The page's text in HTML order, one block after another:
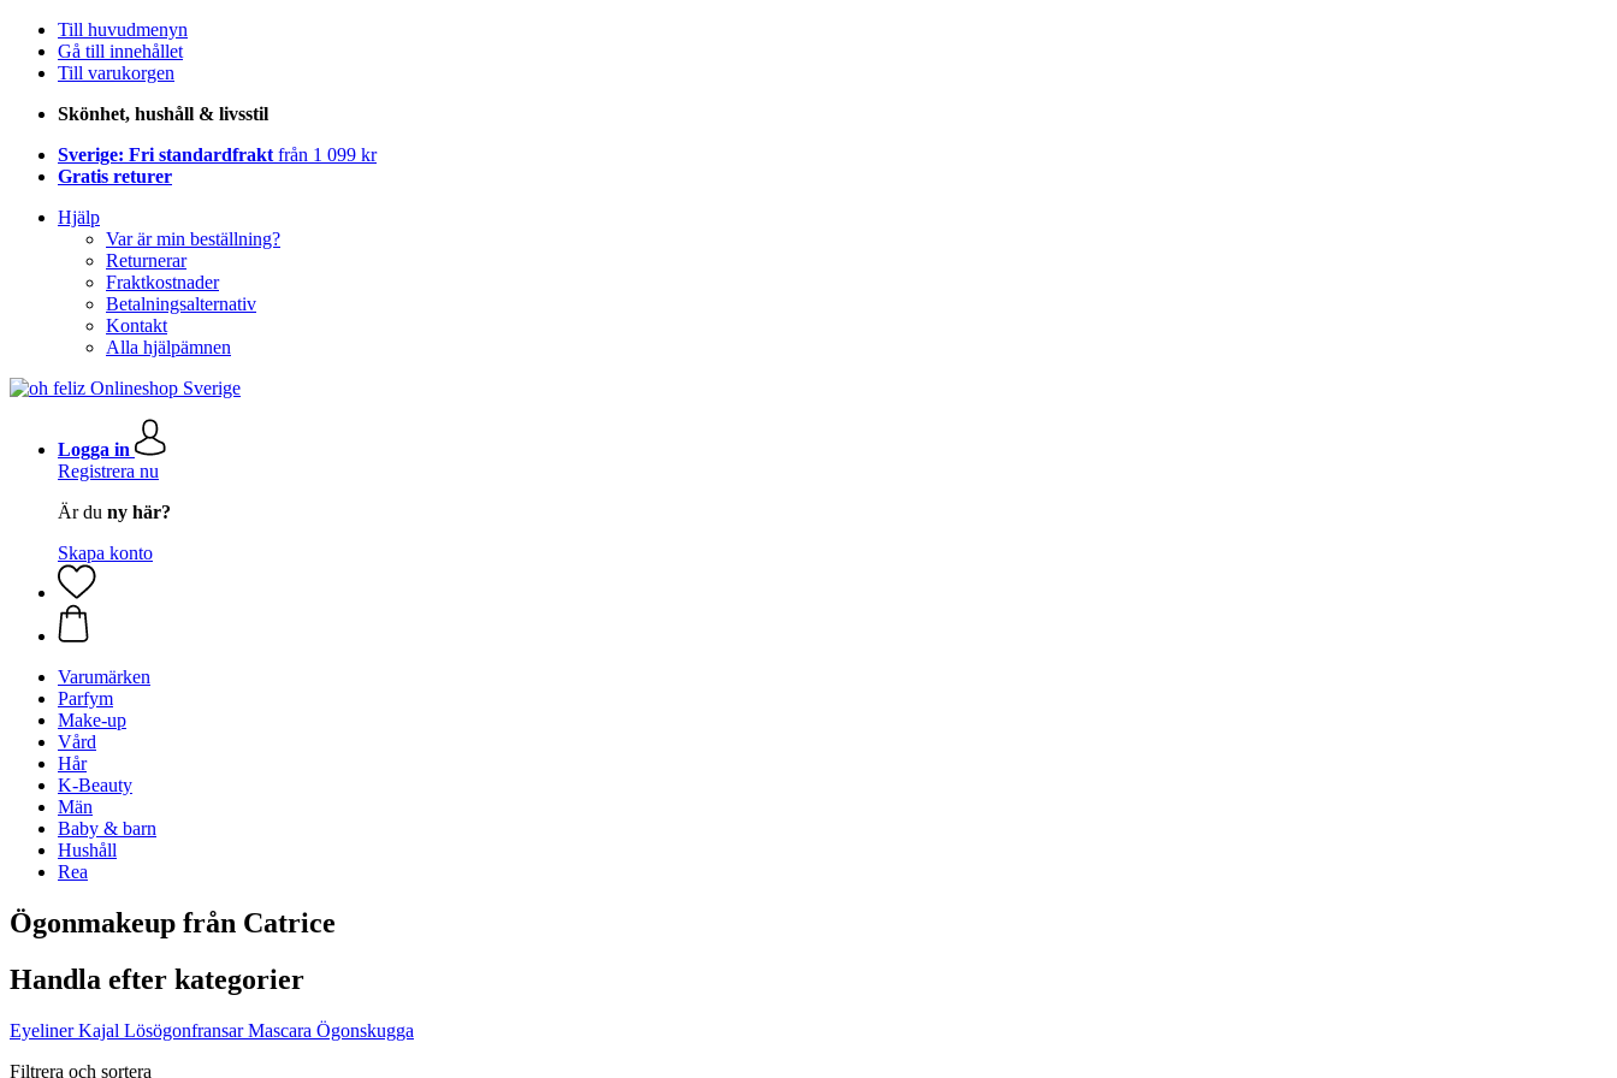
Till huvudmenyn
Gå till innehållet
Till varukorgen
Skönhet, hushåll & livsstil
Sverige: Fri standardfrakt från 1 099 kr
Gratis returer
Hjälp
Var är min beställning?
Returnerar
Fraktkostnader
Betalningsalternativ
Kontakt
Alla hjälpämnen
Logga in
Registrera nu
Är du ny här?
Skapa konto
Varumärken
Parfym
Make-up
Vård
Hår
K-Beauty
Män
Baby & barn
Hushåll
Rea
Ögonmakeup från Catrice
Handla efter kategorier
Eyeliner Kajal Lösögonfransar Mascara Ögonskugga
Filtrera och sortera